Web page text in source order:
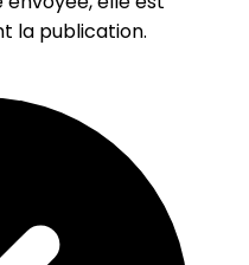
la publication.